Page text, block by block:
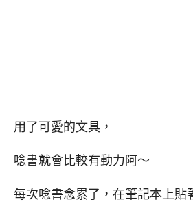
用了可愛的文具，
唸書就會比較有動力阿～
每次唸書念累了，在筆記本上貼